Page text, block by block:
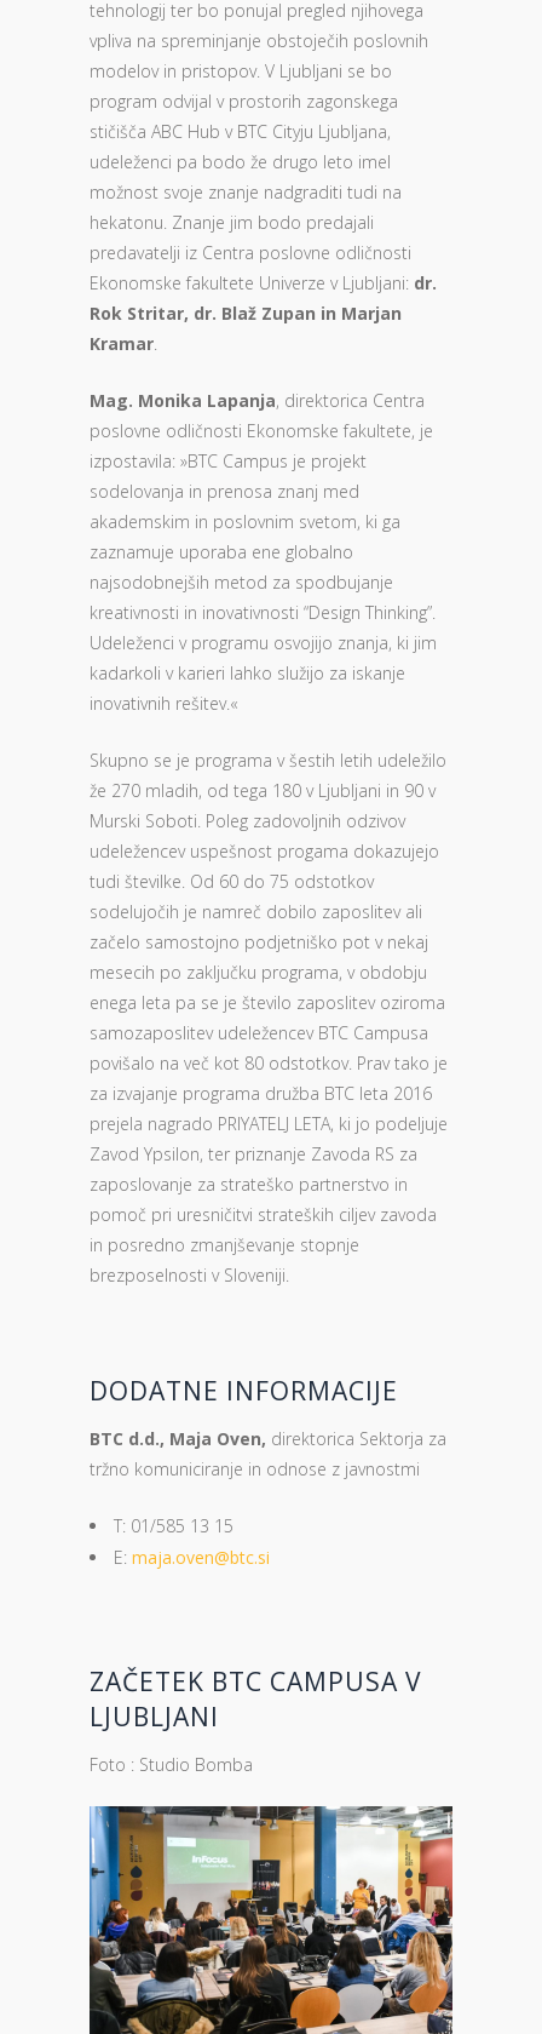
tehnologij ter bo ponujal pregled njihovega
vpliva na spreminjanje obstoječih poslovnih
modelov in pristopov. V Ljubljani se bo
program odvijal v prostorih zagonskega
stičišča ABC Hub v BTC Cityju Ljubljana,
udeleženci pa bodo že drugo leto imel
možnost svoje znanje nadgraditi tudi na
hekatonu. Znanje jim bodo predajali
predavatelji iz Centra poslovne odličnosti
Ekonomske fakultete Univerze v Ljubljani: dr.
Rok Stritar, dr. Blaž Zupan in Marjan
Kramar.
Mag. Monika Lapanja, direktorica Centra
poslovne odličnosti Ekonomske fakultete, je
izpostavila: »BTC Campus je projekt
sodelovanja in prenosa znanj med
akademskim in poslovnim svetom, ki ga
zaznamuje uporaba ene globalno
najsodobnejših metod za spodbujanje
kreativnosti in inovativnosti “Design Thinking”.
Udeleženci v programu osvojijo znanja, ki jim
kadarkoli v karieri lahko služijo za iskanje
inovativnih rešitev.«
Skupno se je programa v šestih letih udeležilo
že 270 mladih, od tega 180 v Ljubljani in 90 v
Murski Soboti. Poleg zadovoljnih odzivov
udeležencev uspešnost progama dokazujejo
tudi številke. Od 60 do 75 odstotkov
sodelujočih je namreč dobilo zaposlitev ali
začelo samostojno podjetniško pot v nekaj
mesecih po zaključku programa, v obdobju
enega leta pa se je število zaposlitev oziroma
samozaposlitev udeležencev BTC Campusa
povišalo na več kot 80 odstotkov. Prav tako je
za izvajanje programa družba BTC leta 2016
prejela nagrado PRIYATELJ LETA, ki jo podeljuje
Zavod Ypsilon, ter priznanje Zavoda RS za
zaposlovanje za strateško partnerstvo in
pomoč pri uresničitvi strateških ciljev zavoda
in posredno zmanjševanje stopnje
brezposelnosti v Sloveniji.
DODATNE INFORMACIJE
BTC d.d., Maja Oven, direktorica Sektorja za
tržno komuniciranje in odnose z javnostmi
T: 01/585 13 15
E: maja.oven@btc.si
ZAČETEK BTC CAMPUSA V
LJUBLJANI
Foto : Studio Bomba